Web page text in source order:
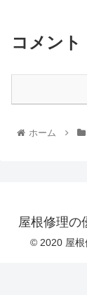
コメント
ホーム
屋根修理の
© 2020 屋根